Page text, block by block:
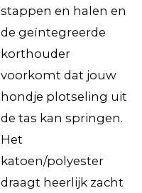
stappen en halen en
de geïntegreerde
korthouder
voorkomt dat jouw
hondje plotseling uit
de tas kan springen.
Het
katoen/polyester
draagt heerlijk zacht